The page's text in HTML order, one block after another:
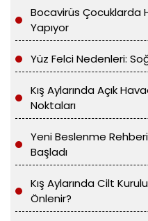
Bocavirüs Çocuklarda
Yapıyor
Yüz Felci Nedenleri:
Kış Aylarında Açık
Noktaları
Yeni Beslenme
Başladı
Kış Aylarında Cilt
Önlenir?